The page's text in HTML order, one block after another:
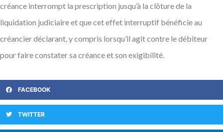
créance interrompt la prescription jusqu’à la clôture de la
liquidation judiciaire et que cet effet interruptif bénéficie au
créancier déclarant, y compris lorsqu’il agit contre le débiteur
pour faire constater sa créance et son exigibilité.
FACEBOOK
TWITTER